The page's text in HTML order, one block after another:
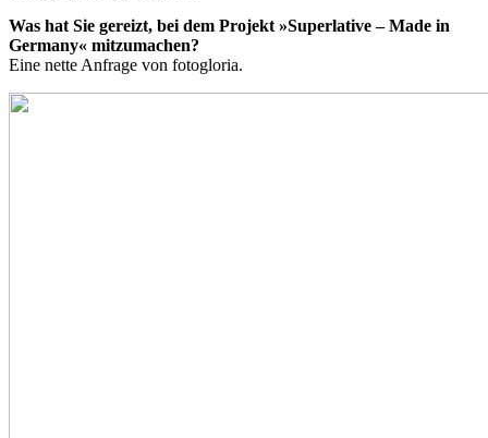
Was hat Sie gereizt, bei dem Projekt »Superlative – Made in
Germany« mitzumachen?
Eine nette Anfrage von fotogloria.